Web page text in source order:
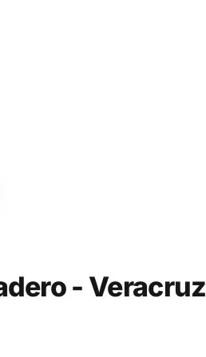
- Veracruz